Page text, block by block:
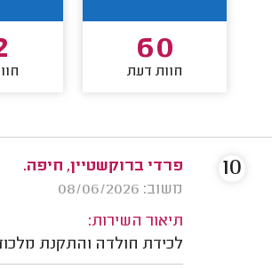
60
חוות דעת
פרדי ברוקשטיין, חיפה.
משוב: 08/06/2026
תיאור השירות:
לכידת חולדה והתקנת
10